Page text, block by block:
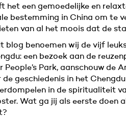
het een gemoedelijke en
bestemming in China om te
van al het moois dat de
blog benoemen wij de vijf
een bezoek aan de
People’s Park, aanschouw de
de geschiedenis in het
in de spiritualiteit
Wat ga jij als eerste doen